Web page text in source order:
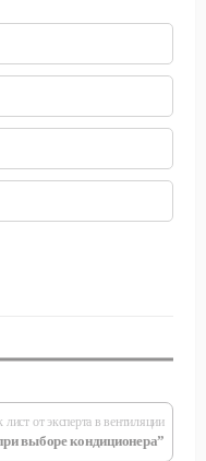
лист от эксперта в вентиляции
выборе кондиционера”